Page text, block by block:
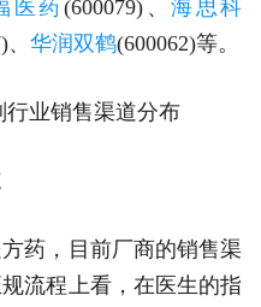
医药(600079)、海思科
华润双鹤(600062)等。
行业销售渠道分布
药，目前厂商的销售渠
流程上看，在医生的指